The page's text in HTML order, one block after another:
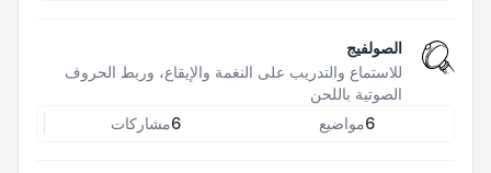
الصولفيج
للاستماع والتدريب على النغمة والإيقاع، وربط الحروف
الصوتية باللحن
6مواضيع 6مشاركات